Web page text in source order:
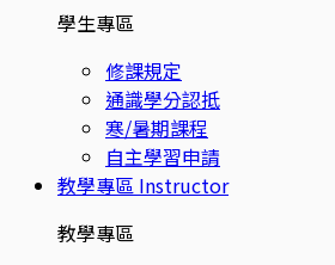
學生專區
修課規定
通識學分認抵
寒/暑期課程
自主學習申請
教學專區 Instructor
教學專區